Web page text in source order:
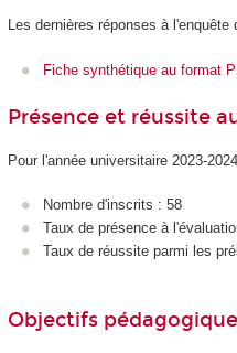
Les dernières réponses à
Fiche synthétique au format
Présence et réussite
Pour l'année universitaire 2023-
Nombre d'inscrits : 58
Taux de présence à
Taux de réussite parmi les
Objectifs